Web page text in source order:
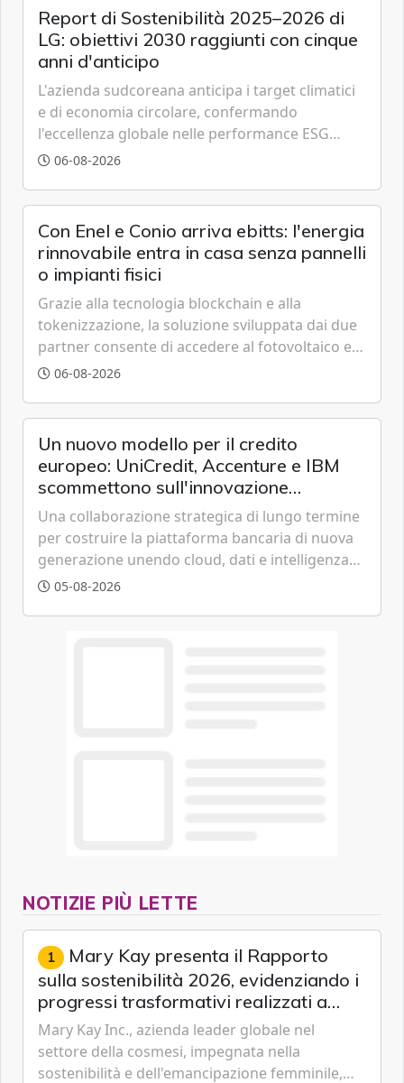
Report di Sostenibilità 2025–2026 di
LG: obiettivi 2030 raggiunti con cinque
anni d'anticipo
L'azienda sudcoreana anticipa i target climatici
e di economia circolare, confermando
l'eccellenza globale nelle performance ESG
grazie a innovazione, accessibilità e governance
06-08-2026
Con Enel e Conio arriva ebitts: l'energia
rinnovabile entra in casa senza pannelli
o impianti fisici
Grazie alla tecnologia blockchain e alla
tokenizzazione, la soluzione sviluppata dai due
partner consente di accedere al fotovoltaico e
all'eolico ottenendo risparmi diretti in bolletta,
06-08-2026
Un nuovo modello per il credito
europeo: UniCredit, Accenture e IBM
scommettono sull'innovazione
tecnologica
Una collaborazione strategica di lungo termine
per costruire la piattaforma bancaria di nuova
generazione unendo cloud, dati e intelligenza
artificiale.
05-08-2026
NOTIZIE PIÙ LETTE
1 Mary Kay presenta il Rapporto
sulla sostenibilità 2026, evidenziando i
progressi trasformativi realizzati a
livello globale nelle sfere sociale,
economica e ambientale
Mary Kay Inc., azienda leader globale nel
settore della cosmesi, impegnata nella
sostenibilità e dell'emancipazione femminile,